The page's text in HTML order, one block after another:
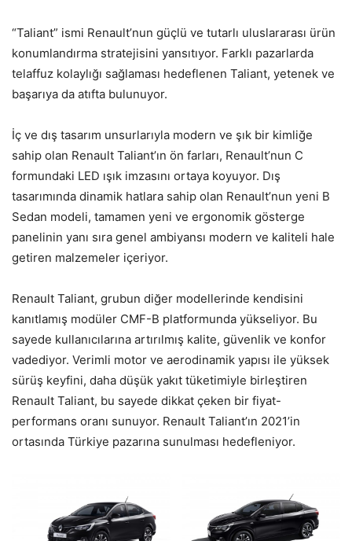
“Taliant” ismi Renault’nun güçlü ve tutarlı uluslararası ürün
konumlandırma stratejisini yansıtıyor. Farklı pazarlarda
telaffuz kolaylığı sağlaması hedeflenen Taliant, yetenek ve
başarıya da atıfta bulunuyor.
İç ve dış tasarım unsurlarıyla modern ve şık bir kimliğe
sahip olan Renault Taliant’ın ön farları, Renault’nun C
formundaki LED ışık imzasını ortaya koyuyor. Dış
tasarımında dinamik hatlara sahip olan Renault’nun yeni B
Sedan modeli, tamamen yeni ve ergonomik gösterge
panelinin yanı sıra genel ambiyansı modern ve kaliteli hale
getiren malzemeler içeriyor.
Renault Taliant, grubun diğer modellerinde kendisini
kanıtlamış modüler CMF-B platformunda yükseliyor. Bu
sayede kullanıcılarına artırılmış kalite, güvenlik ve konfor
vadediyor. Verimli motor ve aerodinamik yapısı ile yüksek
sürüş keyfini, daha düşük yakıt tüketimiyle birleştiren
Renault Taliant, bu sayede dikkat çeken bir fiyat-
performans oranı sunuyor. Renault Taliant’ın 2021’in
ortasında Türkiye pazarına sunulması hedefleniyor.